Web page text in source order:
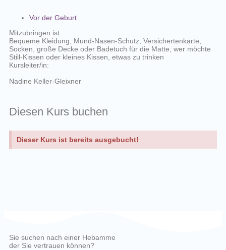
Vor der Geburt
Mitzubringen ist:
Bequeme Kleidung, Mund-Nasen-Schutz, Versichertenkarte,
Socken, große Decke oder Badetuch für die Matte, wer möchte
Still-Kissen oder kleines Kissen, etwas zu trinken
Kursleiter/in:
Nadine Keller-Gleixner
Diesen Kurs buchen
Dieser Kurs ist bereits ausgebucht!
Sie suchen nach einer Hebamme
der Sie vertrauen können?